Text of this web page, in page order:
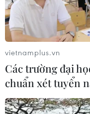
Iran mở rộng sự
Hải thông qua
Nhằm mở rộng sự
vietnamplus.vn
Các trường đại
chuẩn xét tuyển